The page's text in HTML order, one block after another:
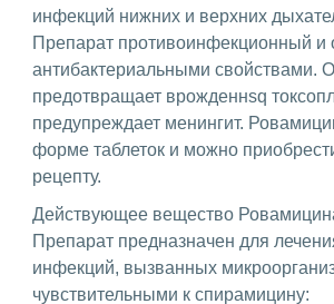
инфекций нижних и верхних
Препарат противоинфекционный и
антибактериальными свойствами.
предотвращает врожденнsq
предупреждает менингит.
форме таблеток и можно
рецепту.
Действующее вещество
Препарат предназначен для
инфекций, вызванных
чувствительными к спирамицину: